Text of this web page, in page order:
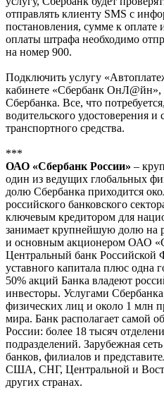
отправлять клиенту SMS с
постановления, сумме к оплате
оплаты штрафа необходимо
на номер 900.
Подключить услугу
кабинете «Сбербанк
Сбербанка. Все, что
водительского удостоверения и
транспортного средства.
***
ОАО «Сбербанк России» –
один из ведущих глобальных
долю Сбербанка приходится
российского банковского
ключевым кредитором для
занимает крупнейшую долю на
и основным акционером ОАО
Центральный банк
уставного капитала плюс одна
50% акций Банка владеют
инвесторы. Услугами
физических лиц и около 1 млн
мира. Банк располагает самой
России: более 18 тысяч
подразделений. Зарубежная
банков, филиалов и
США, СНГ, Центральной и
других странах.